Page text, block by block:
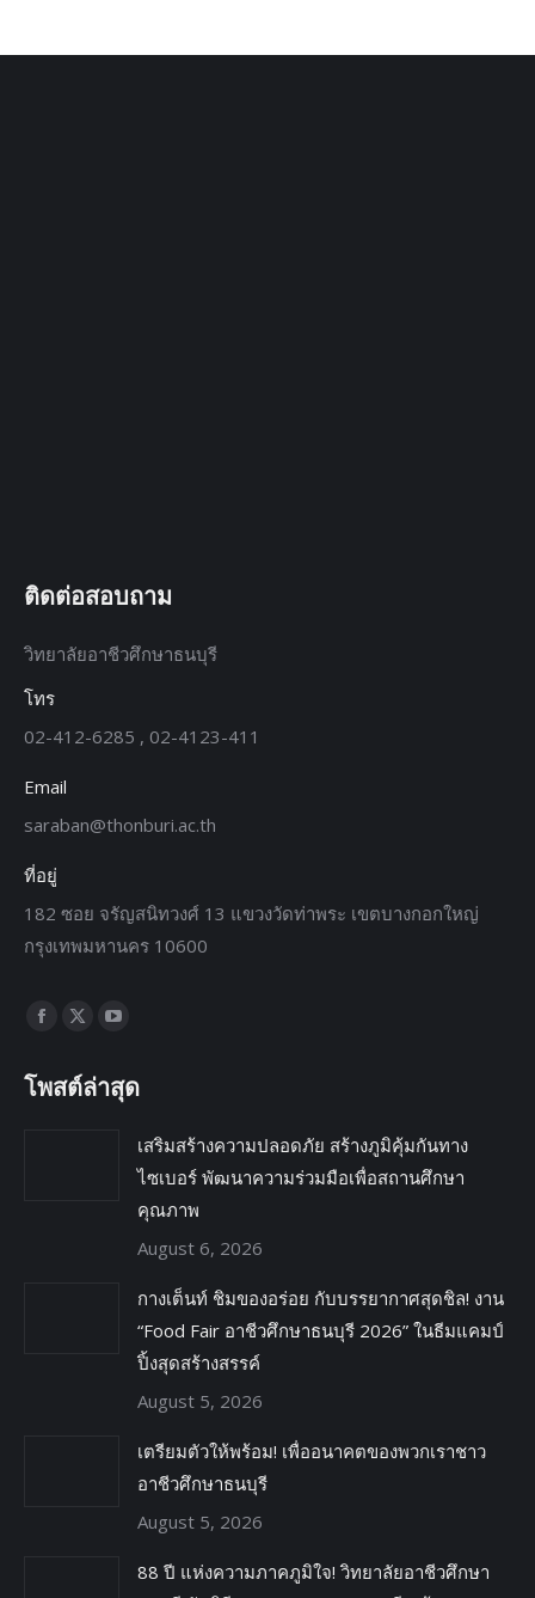
ติดต่อสอบถาม
วิทยาลัยอาชีวศึกษาธนบุรี
โทร
02-412-6285 , 02-4123-411
Email
saraban@thonburi.ac.th
ที่อยู่
182 ซอย จรัญสนิทวงศ์ 13 แขวงวัดท่าพระ เขตบางกอกใหญ่
กรุงเทพมหานคร 10600
Find us on:
โพสต์ล่าสุด
เสริมสร้างความปลอดภัย สร้างภูมิคุ้มกันทาง
ไซเบอร์ พัฒนาความร่วมมือเพื่อสถานศึกษา
คุณภาพ
August 6, 2026
กางเต็นท์ ชิมของอร่อย กับบรรยากาศสุดชิล! งาน
“Food Fair อาชีวศึกษาธนบุรี 2026” ในธีมแคมป์
ปิ้งสุดสร้างสรรค์
August 5, 2026
เตรียมตัวให้พร้อม! เพื่ออนาคตของพวกเราชาว
อาชีวศึกษาธนบุรี
August 5, 2026
88 ปี แห่งความภาคภูมิใจ! วิทยาลัยอาชีวศึกษา